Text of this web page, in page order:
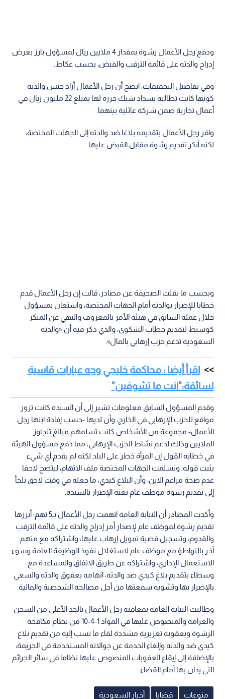
ودفع رجل الأعمال رشوة بمقدار 4 ملايين ريال لمسؤول بارز بغرض
إدراج والدته على قائمة الترقب والقبض، بحسب عكاظ.
وفي تفاصيل التحقيقات، اتضح أن رجل الأعمال أراد حبس والدته
كونها كانت تطالبه بسداد شيك حرره لها بمبلغ 22 مليون ريال في
أعمال تجارية ضمن شركة عائلية بينهما.
واقر رجل الأعمال بتقديمه بلاغا ضد والدته إلى الجهات المختصة،
لكنه أنكر تقديم رشوة مقابل ‏القبض عليها.
وبحسب ما نقلت الصحيفة عن مصادر، قالت إن رجل الأعمال قدم
خطابا للإضرار بوالدته أمام الجهات المختصة، واستعان بمسؤول
خلال عمله السابق في هيئة الأمر بالمعروف والنهي عن المنكر
كوسيط لتقديم خطاب الشكوى، والذي ذكر فيه أن «والدته
السعودية تدعم حزب إرهابي بالمال».
اقرأ أيضا : محاكمة خليجي وجه عبارات قاسية
لسائقة:"انت ما تشوفين"
وقدم المسؤول السابق معلومات تشير إلى أن السيدة كانت تزور
مواقع للحزب الإرهابي في الخارج، وأن لديها -حسب إفادة ابنها رجل
الأعمال- مجموعة من الأشخاص كانت تسلمهم مبالغ تتجاوز
الملايين وذلك لدعم نشاط الحزب الإرهابي، مما دفع مسؤول الهيئة
في خطابه القول إن المرأة خطر على البلد لكنه لم يقدم أي شيء
يثبت قوله. وتسلمت الجهات المختصة ملف الاتهام، ليتضح لاحقا
عدم صحة مزاعم الابن، وأن البلاغ كيدي، ما جعله في وقت لاحق يلجأ
إلى تقديم رشوة موظف عام بغية الإضرار بالسيدة.
وأكدت المصادر أن النيابة العامة اتهمت رجل الأعمال بـ5 تهم؛ أبرزها
تقديم رشوة لموظف عام لإصدار أمر إدراج والدته على قائمة الترقب
والقدوم، وتسجيل قضية تمويل إرهاب عليها، واشتراكه مع متهم
آخر بالتواطؤ مع موظف عام لاستغلال نفوذ ‏الوظيفة العامة وسوء
الاستعمال الإداري، واشتراكه عن طريق الاتفاق والمساعدة مع
وسطاء بتقديم بلاغ كيدي ضد والدته، اتهامه بعقوق والدته والسعي
بالإضرار بها وتشويه سمعتها من أجل مصالحه الشخصية والمالية.
وطالبت النيابة العامة بمعاقبة رجل الأعمال بالحد الأعلى من السجن
والغرامة والمنصوص عليها في المواد 1-4-10 من نظام مكافحة
الرشوة وبعقوبة تعزيرية مشددة لقاء ما نسب إليه من تقديم بلاغ
كيدي ضد والدته وإلغاء الخدمة عن جوالاته المستخدمة في الجريمة،
بالإضافة إلى إيقاع العقوبات المنصوص عليها نظاما في سائر الجرائم
التي يدان بها أمام القضاء.
منوعات قضايا أخبار السعودية